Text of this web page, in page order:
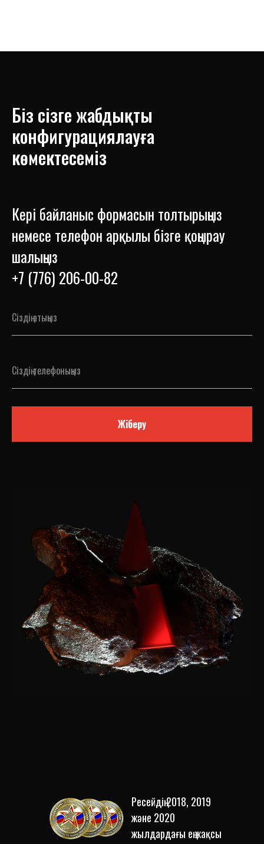
Біз сізге жабдықты
конфигурациялауға
көмектесеміз
Кері байланыс формасын толтырыңыз
немесе телефон арқылы бізге қоңырау
шалыңыз
+7 (776) 206-00-82
Жіберу
Ресейдің 2018, 2019
және 2020
жылдардағы ең жақсы